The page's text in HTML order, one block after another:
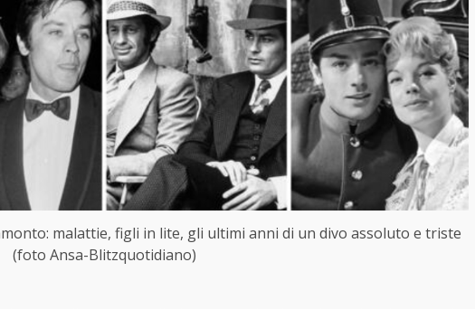
malattie, figli in lite, gli ultimi anni di un divo assoluto e triste
(foto Ansa-Blitzquotidiano)